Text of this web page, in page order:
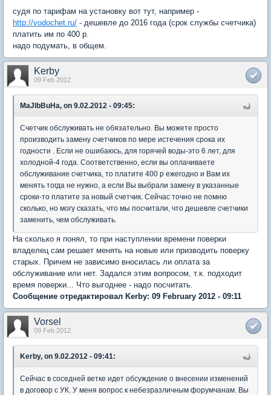
судя по тарифам на установку вот тут, например -
http://vodochet.ru/ - дешевле до 2016 года (срок службы счетчика)
платить им по 400 р.
надо подумать, в общем.
Kerby
09 Feb 2012
MaJlbBuHa, on 9.02.2012 - 09:45:
Счетчик обслуживать не обязательно. Вы можете просто
производить замену счетчиков по мере истечения срока их
годности . Если не ошибаюсь, для горячей воды-это 6 лет, для
холодной-4 года. Соответственно, если вы оплачиваете
обслуживание счетчика, то платите 400 р ежегодно и Вам их
менять тогда не нужно, а если Вы выбрали замену в указанные
сроки-то платите за новый счетчик. Сейчас точно не помню
сколько, но могу сказать, что мы посчитали, что дешевле счетчики
заменить, чем обслуживать.
На сколько я понял, то при наступлении времени поверки
владелец сам решает менять на новые или призводить поверку
старых. Причем не зависимо вносилась ли оплата за
обслуживание или нет. Задался этим вопросом, т.к. подходит
время поверки... Что выгоднее - надо посчитать.
Сообщение отредактировал Kerby: 09 February 2012 - 09:11
Vorsel
09 Feb 2012
Kerby, on 9.02.2012 - 09:41:
Сейчас в соседней ветке идет обсуждение о внесении изменений
в договор с УК. У меня вопрос к небезразличным форумчанам. Вы